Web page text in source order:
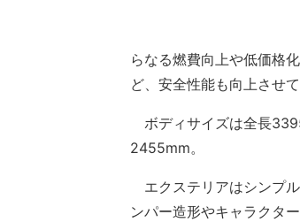
らなる燃費向上や低価格
ど、安全性能も向上させて
ボディサイズは全長
2455mm。
エクステリアはシンプ
ンパー造形やキャラクタ